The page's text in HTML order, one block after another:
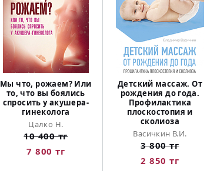
Мы что, рожаем? Или
то, что вы боялись
спросить у акушера-
гинеколога
Цалко Н.
10 400 тг
7 800 тг
Детский массаж. От
рождения до года.
Профилактика
плоскостопия и
сколиоза
Васичкин В.И.
3 800 тг
2 850 тг